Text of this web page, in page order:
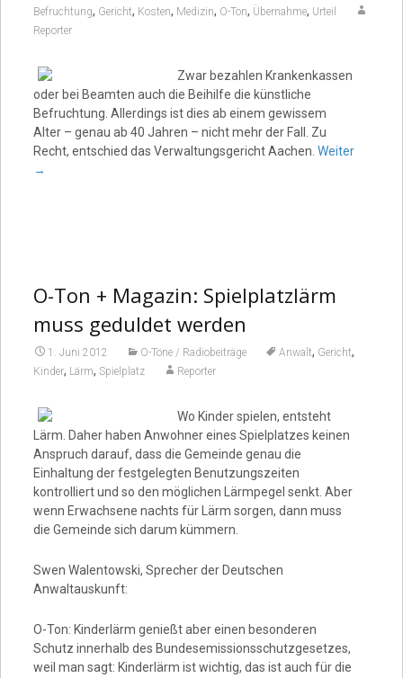
Befruchtung, Gericht, Kosten, Medizin, O-Ton, Übernahme, Urteil
Reporter
Zwar bezahlen Krankenkassen
oder bei Beamten auch die Beihilfe die künstliche
Befruchtung. Allerdings ist dies ab einem gewissem
Alter – genau ab 40 Jahren – nicht mehr der Fall. Zu
Recht, entschied das Verwaltungsgericht Aachen. Weiter
→
O-Ton + Magazin: Spielplatzlärm
muss geduldet werden
1. Juni 2012 O-Töne / Radiobeiträge Anwalt, Gericht,
Kinder, Lärm, Spielplatz Reporter
Wo Kinder spielen, entsteht
Lärm. Daher haben Anwohner eines Spielplatzes keinen
Anspruch darauf, dass die Gemeinde genau die
Einhaltung der festgelegten Benutzungszeiten
kontrolliert und so den möglichen Lärmpegel senkt. Aber
wenn Erwachsene nachts für Lärm sorgen, dann muss
die Gemeinde sich darum kümmern.
Swen Walentowski, Sprecher der Deutschen
Anwaltauskunft:
O-Ton: Kinderlärm genießt aber einen besonderen
Schutz innerhalb des Bundesemissionsschutzgesetzes,
weil man sagt: Kinderlärm ist wichtig, das ist auch für die